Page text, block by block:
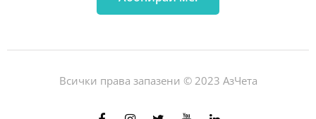
Всички права запазени © 2023 АзЧета